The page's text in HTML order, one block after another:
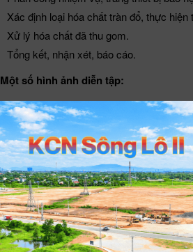
Xác định loại hóa chất tràn đổ, thực hiện
Xử lý hóa chất đã thu gom.
Tổng kết, nhận xét, báo cáo.
Một số hình ảnh diễn tập: